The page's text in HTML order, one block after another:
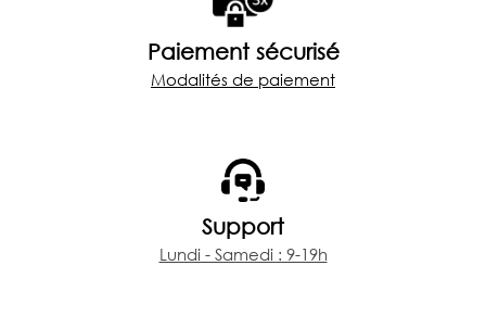
Paiement sécurisé
Modalités de paiement
Support
Lundi - Samedi : 9-19h